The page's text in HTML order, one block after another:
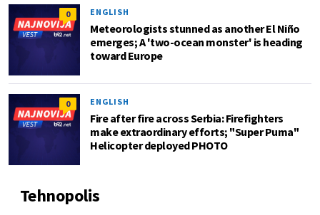
0 ENGLISH
Meteorologists stunned as another El Niño
emerges; A 'two-ocean monster' is heading
toward Europe
0 ENGLISH
Fire after fire across Serbia: Firefighters
make extraordinary efforts; "Super Puma"
Helicopter deployed PHOTO
Tehnopolis